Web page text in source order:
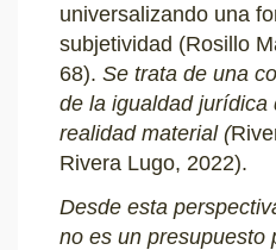
universalizando una
subjetividad (Rosillo
68). Se trata de una
de la igualdad jurídica
realidad material (
Rivera Lugo, 2022).
Desde esta
no es un presupuesto